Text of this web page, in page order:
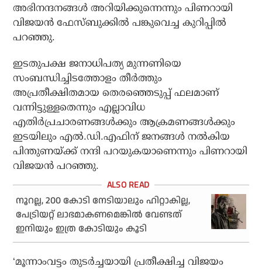
അഭിനന്ദനങ്ങള്‍ അറിയിക്കുന്നെന്നും പിണറായി
വിജയന്‍ ഫേസ്ബുക്കില്‍ പങ്കുവെച്ച കുറിപ്പില്‍
പറഞ്ഞു.
ഇടതുപക്ഷ ജനാധിപത്യ മുന്നണിയെ
സംബന്ധിച്ചിടത്തോളം തീര്‍ത്തും
അപ്രതീക്ഷിതമായ തെരഞ്ഞെടുപ്പ് ഫലമാണ്
വന്നിട്ടുള്ളതെന്നും എല്ലാവിധ
എതിര്‍പ്രചാരണങ്ങള്‍ക്കും ആക്രമണങ്ങള്‍ക്കും
ഇടയിലും എല്‍.ഡി.എഫിന് ജനങ്ങള്‍ നല്‍കിയ
പിന്തുണയ്ക്ക് നന്ദി പറയുകയാണെന്നും പിണറായി
വിജയന്‍ പറഞ്ഞു.
നൂറല്ല, 200 കോടി നേടിയാലും ഹിറ്റാകില്ല,
പേട്രിയറ്റ് ലാഭമാകണമെങ്കില്‍ വേണ്ടത്
ഇനിയും ഇത്ര കോടിയും കൂടി
‘മൂന്നാംവട്ടം തുടര്‍ച്ചയായി പ്രതീക്ഷിച്ച വിജയം